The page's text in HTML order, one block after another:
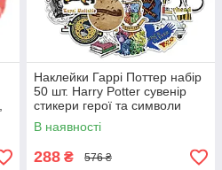
Наклейки Гаррі Поттер набір
50 шт. Harry Potter сувенір
стикери герої та символи
Гоґвортс подарунок фанатам
В наявності
288 ₴ 576 ₴